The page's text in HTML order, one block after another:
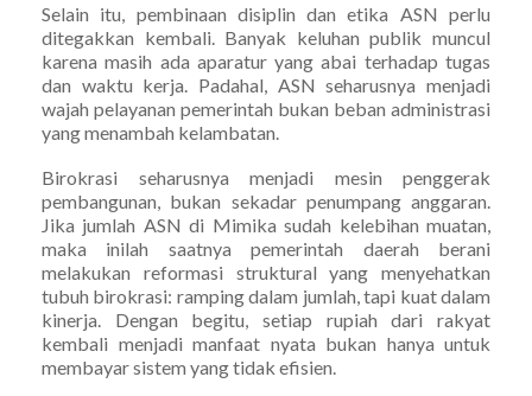
Selain itu, pembinaan disiplin dan etika ASN perlu
ditegakkan kembali. Banyak keluhan publik muncul
karena masih ada aparatur yang abai terhadap tugas
dan waktu kerja. Padahal, ASN seharusnya menjadi
wajah pelayanan pemerintah bukan beban administrasi
yang menambah kelambatan.
Birokrasi seharusnya menjadi mesin penggerak
pembangunan, bukan sekadar penumpang anggaran.
Jika jumlah ASN di Mimika sudah kelebihan muatan,
maka inilah saatnya pemerintah daerah berani
melakukan reformasi struktural yang menyehatkan
tubuh birokrasi: ramping dalam jumlah, tapi kuat dalam
kinerja. Dengan begitu, setiap rupiah dari rakyat
kembali menjadi manfaat nyata bukan hanya untuk
membayar sistem yang tidak efisien.